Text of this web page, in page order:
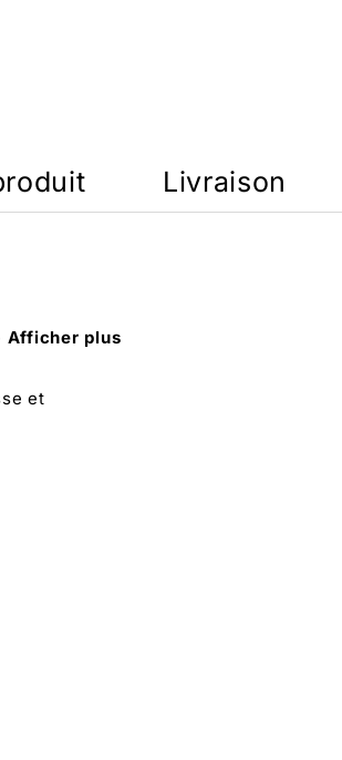
Livraison
Afficher plus
et